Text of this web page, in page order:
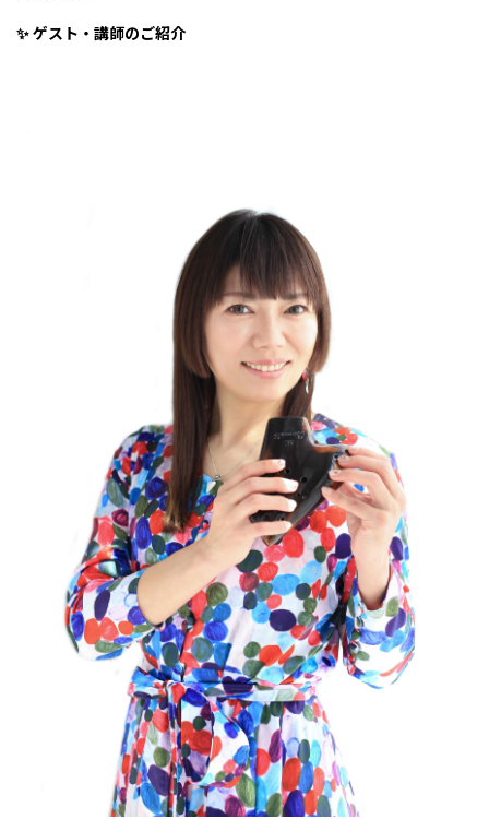
✨ ゲスト・講師のご紹介